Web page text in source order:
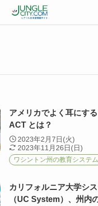
アメリカでよく耳にす
ACT とは？
2023年2月7日(火)
2023年11月26日(日)
ワシントン州の教育システム
カリフォルニア大学シ
（UC System）、州内